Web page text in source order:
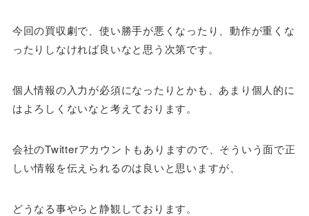
今回の買収劇で、使い勝手が悪くなったり、動作が重くな
ったりしなければ良いなと思う次第です。
個人情報の入力が必須になったりとかも、あまり個人的に
はよろしくないなと考えております。
会社のTwitterアカウントもありますので、そういう面で正
しい情報を伝えられるのは良いと思いますが、
どうなる事やらと静観しております。